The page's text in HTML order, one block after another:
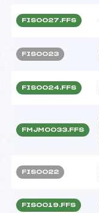
FIS0027.FFS
FIS0023
FIS0024.FFS
FMJM0033.FFS
FIS0022
FIS0019.FFS